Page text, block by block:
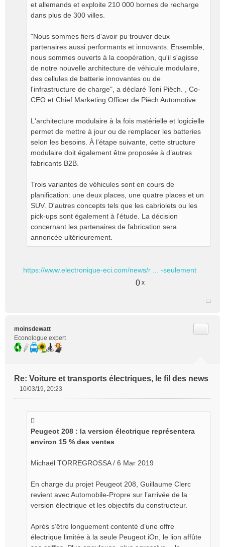
et allemands et exploite 210 000 bornes de recharge
dans plus de 300 villes.
"Nous sommes fiers d'avoir pu trouver deux
partenaires aussi performants et innovants. Ensemble,
nous sommes ouverts à la coopération, qu'il s'agisse
de notre nouvelle architecture de véhicule modulaire,
des cellules de batterie innovantes ou de
l'infrastructure de charge", a déclaré Toni Piëch. , Co-
CEO et Chief Marketing Officer de Piëch Automotive.
L'architecture modulaire à la fois matérielle et logicielle
permet de mettre à jour ou de remplacer les batteries
selon les besoins. À l’étape suivante, cette structure
modulaire doit également être proposée à d’autres
fabricants B2B.
Trois variantes de véhicules sont en cours de
planification: une deux places, une quatre places et un
SUV. D'autres concepts tels que les cabriolets ou les
pick-ups sont également à l'étude. La décision
concernant les partenaires de fabrication sera
annoncée ultérieurement.
https://www.electronique-eci.com/news/r ... -seulement
0 x
moinsdewatt
Econologue expert
Re: Voiture et transports électriques, le fil des news
10/03/19, 20:23
Peugeot 208 : la version électrique représentera
environ 15 % des ventes
Michaël TORREGROSSA / 6 Mar 2019
En charge du projet Peugeot 208, Guillaume Clerc
revient avec Automobile-Propre sur l’arrivée de la
version électrique et les objectifs du constructeur.
Après s’être longuement contenté d’une offre
électrique limitée à la seule Peugeot iOn, le lion affûte